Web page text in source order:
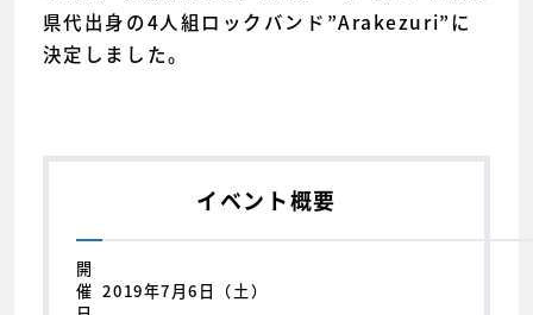
県代出身の4人組ロックバンド”Arakezuri”に
決定しました。
イベント概要
開
催 2019年7月6日（土）